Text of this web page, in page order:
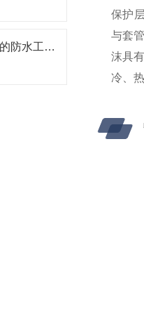
潍坊厂家聚氨酯保温管的防水工作流程
保护
与套
沫具
冷、